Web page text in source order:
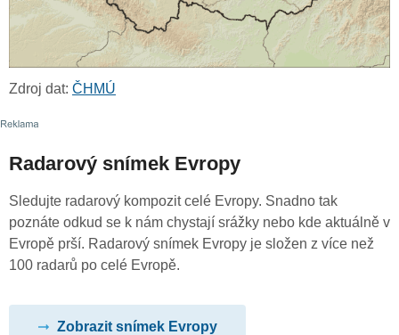
Zdroj dat: ČHMÚ
Radarový snímek Evropy
Sledujte radarový kompozit celé Evropy. Snadno tak
poznáte odkud se k nám chystají srážky nebo kde aktuálně v
Evropě prší. Radarový snímek Evropy je složen z více než
100 radarů po celé Evropě.
Zobrazit snímek Evropy